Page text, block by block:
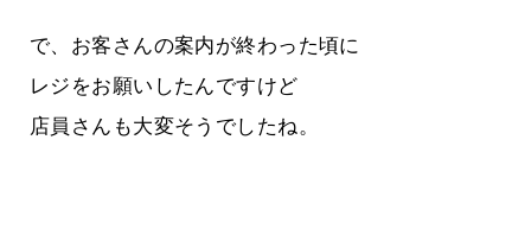
で、お客さんの案内が終わった頃に
レジをお願いしたんですけど
店員さんも大変そうでしたね。